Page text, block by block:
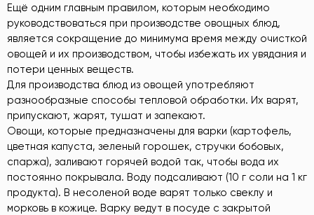
Ещё одним главным правилом, которым необходимо
руководствоваться при производстве овощных блюд,
является сокращение до минимума время между очисткой
овощей и их производством, чтобы избежать их увядания и
потери ценных веществ.
Для производства блюд из овощей употребляют
разнообразные способы тепловой обработки. Их варят,
припускают, жарят, тушат и запекают.
Овощи, которые предназначены для варки (картофель,
цветная капуста, зеленый горошек, стручки бобовых,
спаржа), заливают горячей водой так, чтобы вода их
постоянно покрывала. Воду подсаливают (10 г соли на 1 кг
продукта). В несоленой воде варят только свеклу и
морковь в кожице. Варку ведут в посуде с закрытой